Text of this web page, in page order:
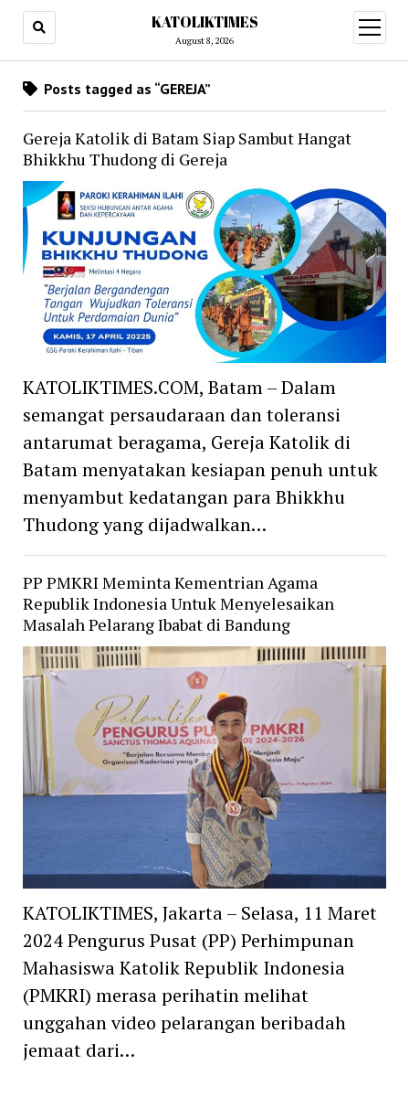
KATOLIKTIMES
August 8, 2026
open
menu
Posts tagged as “GEREJA”
Gereja Katolik di Batam Siap Sambut Hangat
Bhikkhu Thudong di Gereja
KATOLIKTIMES.COM, Batam – Dalam
semangat persaudaraan dan toleransi
antarumat beragama, Gereja Katolik di
Batam menyatakan kesiapan penuh untuk
menyambut kedatangan para Bhikkhu
Thudong yang dijadwalkan…
PP PMKRI Meminta Kementrian Agama
Republik Indonesia Untuk Menyelesaikan
Masalah Pelarang Ibabat di Bandung
KATOLIKTIMES, Jakarta – Selasa, 11 Maret
2024 Pengurus Pusat (PP) Perhimpunan
Mahasiswa Katolik Republik Indonesia
(PMKRI) merasa perihatin melihat
unggahan video pelarangan beribadah
jemaat dari…